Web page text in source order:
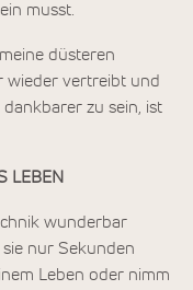
musst.
meine düsteren
wieder vertreibt und
zu sein, ist
LEBEN
wunderbar
nur Sekunden
Leben oder nimm